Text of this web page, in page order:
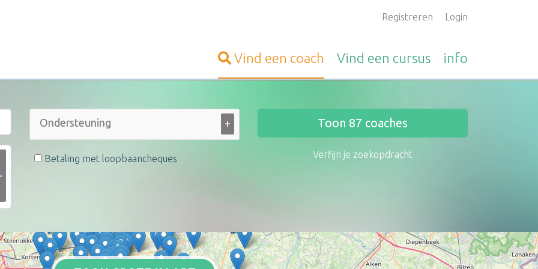
Registreren Login
Vind een coach Vind een cursus info
+
Betaling met loopbaancheques
Toon 87 coaches
Verfijn je zoekopdracht